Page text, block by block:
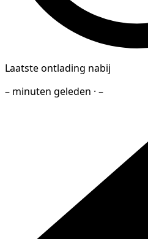
Laatste ontlading nabij
– minuten geleden · –